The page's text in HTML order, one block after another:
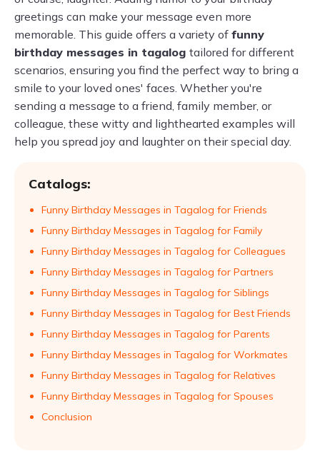
greetings can make your message even more
memorable. This guide offers a variety of funny
birthday messages in tagalog tailored for different
scenarios, ensuring you find the perfect way to bring a
smile to your loved ones' faces. Whether you're
sending a message to a friend, family member, or
colleague, these witty and lighthearted examples will
help you spread joy and laughter on their special day.
Catalogs:
Funny Birthday Messages in Tagalog for Friends
Funny Birthday Messages in Tagalog for Family
Funny Birthday Messages in Tagalog for Colleagues
Funny Birthday Messages in Tagalog for Partners
Funny Birthday Messages in Tagalog for Siblings
Funny Birthday Messages in Tagalog for Best Friends
Funny Birthday Messages in Tagalog for Parents
Funny Birthday Messages in Tagalog for Workmates
Funny Birthday Messages in Tagalog for Relatives
Funny Birthday Messages in Tagalog for Spouses
Conclusion